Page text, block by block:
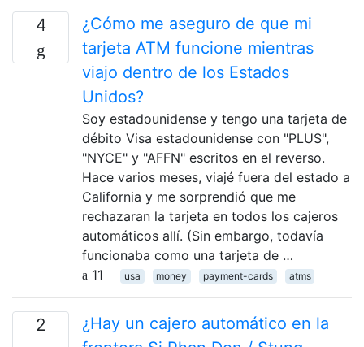
4
¿Cómo me aseguro de que mi
tarjeta ATM funcione mientras
viajo dentro de los Estados
Unidos?
Soy estadounidense y tengo una tarjeta de
débito Visa estadounidense con "PLUS",
"NYCE" y "AFFN" escritos en el reverso.
Hace varios meses, viajé fuera del estado a
California y me sorprendió que me
rechazaran la tarjeta en todos los cajeros
automáticos allí. (Sin embargo, todavía
funcionaba como una tarjeta de …
11
usa money payment-cards atms
2
¿Hay un cajero automático en la